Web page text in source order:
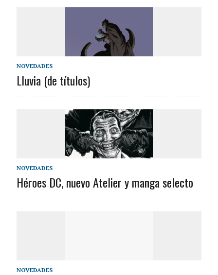
NOVEDADES
Lluvia (de títulos)
NOVEDADES
Héroes DC, nuevo Atelier y manga selecto
NOVEDADES